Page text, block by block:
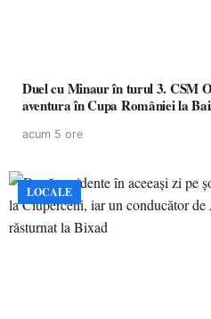
Duel cu Minaur în turul 3. CSM
aventura în Cupa României la
acum 5 ore
LOCALE